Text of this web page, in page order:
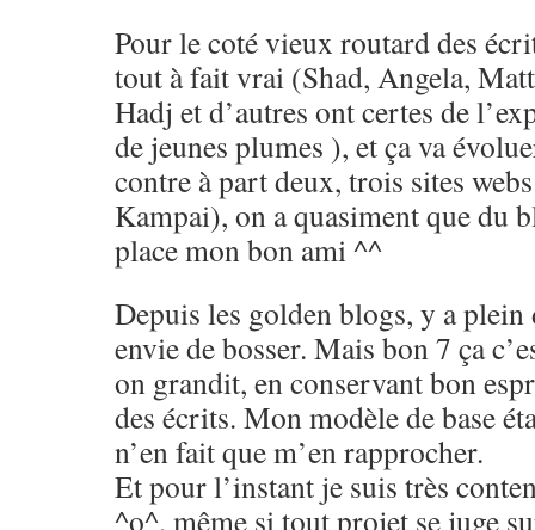
Pour le coté vieux routard des
tout à fait vrai (Shad, Angela,
Hadj et d’autres ont certes de
de jeunes plumes ), et ça va
contre à part deux, trois sites
Kampai), on a quasiment que du
place mon bon ami ^^
Depuis les golden blogs, y a plein
envie de bosser. Mais bon 7 ça
on grandit, en conservant bon
des écrits. Mon modèle de base
n’en fait que m’en rapprocher.
Et pour l’instant je suis très
^o^, même si tout projet se juge